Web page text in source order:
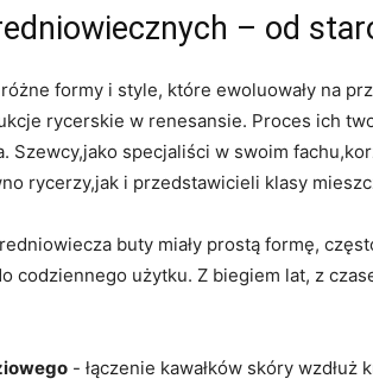
– od
⁣formy⁤ i style, które ⁤ewoluowały na‍
rycerskie w renesansie. Proces ich‌
Szewcy,jako specjaliści w swoim
rycerzy,jak i ⁣przedstawicieli klasy
buty miały prostą formę,
codziennego użytku. Z biegiem lat, ‍z
‍- łączenie ⁣kawałków skóry⁤ wzdłuż